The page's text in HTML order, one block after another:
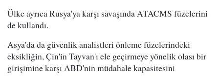
Ülke ayrıca Rusya'ya karşı savaşında ATACMS füzelerini
de kullandı.
Asya'da da güvenlik analistleri önleme füzelerindeki
eksikliğin, Çin'in Tayvan'ı ele geçirmeye yönelik olası bir
girişimine karşı ABD'nin müdahale kapasitesini